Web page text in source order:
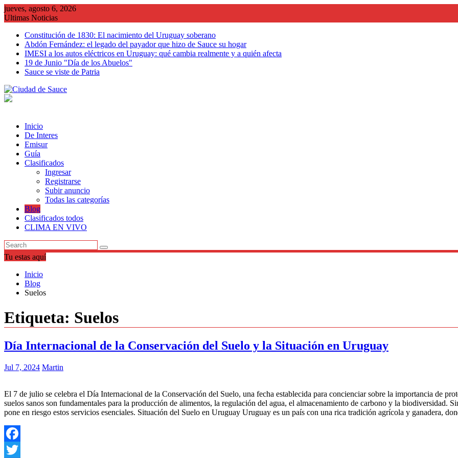
Saltar
al
jueves, agosto 6, 2026
Ultimas Noticias
Constitución de 1830: El nacimiento del Uruguay soberano
Abdón Fernández: el legado del payador que hizo de Sauce su hogar
IMESI a los autos eléctricos en Uruguay: qué cambia realmente y a quién afecta
19 de Junio "Día de los Abuelos"
Sauce se viste de Patria
Inicio
De Interes
Emisur
Guía
Clasificados
Ingresar
Registrarse
Subir anuncio
Todas las categorías
Blog
Clasificados todos
CLIMA EN VIVO
Tu estas aquí
Inicio
Blog
Suelos
Etiqueta: Suelos
Día Internacional de la Conservación del Suelo y la Situación en Uruguay
Jul 7, 2024 Martin
El 7 de julio se celebra el Día Internacional de la Conservación del Suelo, una fecha establecida para concienciar sobre la importancia de
suelos sanos son fundamentales para la producción de alimentos, la regulación del agua, el almacenamiento de carbono y la biodiversidad.
pone en riesgo estos servicios esenciales. Situación del Suelo en Uruguay Uruguay es un país con una rica tradición agrícola y ganadera,
Facebook